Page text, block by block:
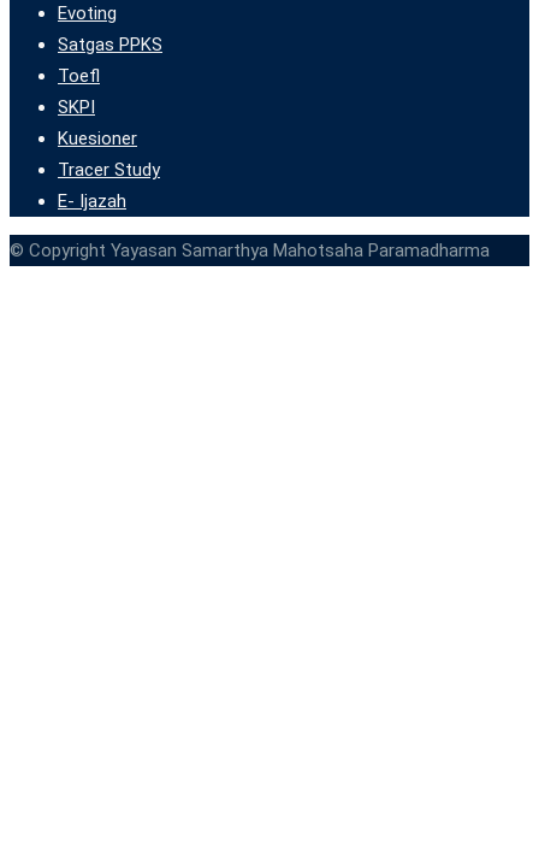
Evoting
Satgas PPKS
Toefl
SKPI
Kuesioner
Tracer Study
E- Ijazah
© Copyright Yayasan Samarthya Mahotsaha Paramadharma